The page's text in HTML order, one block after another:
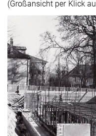
(Großansicht per Klick